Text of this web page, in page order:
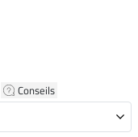
Conseils